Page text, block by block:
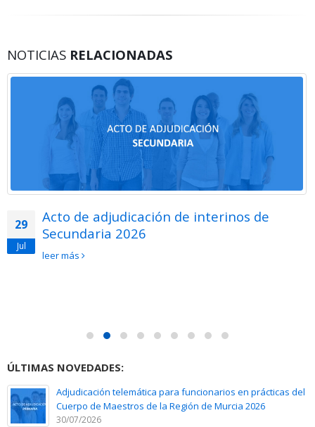
NOTICIAS RELACIONADAS
29
Jul
Acto de adjudicación de interinos de
Secundaria 2026
leer más
ÚLTIMAS NOVEDADES:
Adjudicación telemática para funcionarios en prácticas del
Cuerpo de Maestros de la Región de Murcia 2026
30/07/2026